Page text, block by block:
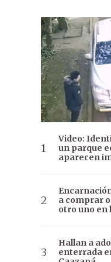
Video:
un parque
aparecen
a comprar
otro uno en
Hallan a
enterrada